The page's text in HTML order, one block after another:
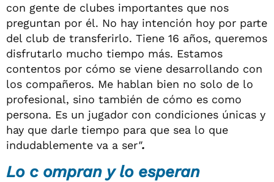
con gente de clubes importantes que nos
preguntan por él. No hay intención hoy por parte
del club de transferirlo. Tiene 16 años, queremos
disfrutarlo mucho tiempo más. Estamos
contentos por cómo se viene desarrollando con
los compañeros. Me hablan bien no solo de lo
profesional, sino también de cómo es como
persona. Es un jugador con condiciones únicas y
hay que darle tiempo para que sea lo que
indudablemente va a ser".
Lo compran y lo esperan